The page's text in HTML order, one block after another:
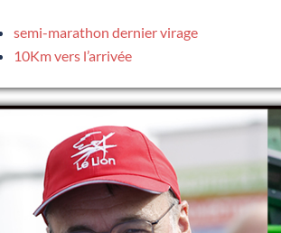
semi-marathon dernier virage
10Km vers l’arrivée